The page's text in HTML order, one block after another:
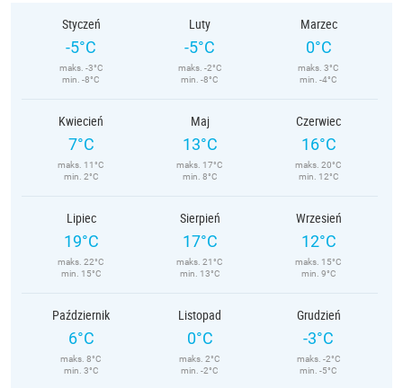
Styczeń
-5°C
maks. -3°C
min. -8°C
Luty
-5°C
maks. -2°C
min. -8°C
Marzec
0°C
maks. 3°C
min. -4°C
Kwiecień
7°C
maks. 11°C
min. 2°C
Maj
13°C
maks. 17°C
min. 8°C
Czerwiec
16°C
maks. 20°C
min. 12°C
Lipiec
19°C
maks. 22°C
min. 15°C
Sierpień
17°C
maks. 21°C
min. 13°C
Wrzesień
12°C
maks. 15°C
min. 9°C
Październik
6°C
maks. 8°C
min. 3°C
Listopad
0°C
maks. 2°C
min. -2°C
Grudzień
-3°C
maks. -2°C
min. -5°C